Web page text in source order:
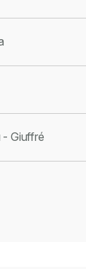
- Giuffré